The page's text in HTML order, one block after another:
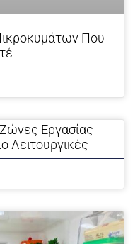
Που
Εργασίας
Λειτουργικές